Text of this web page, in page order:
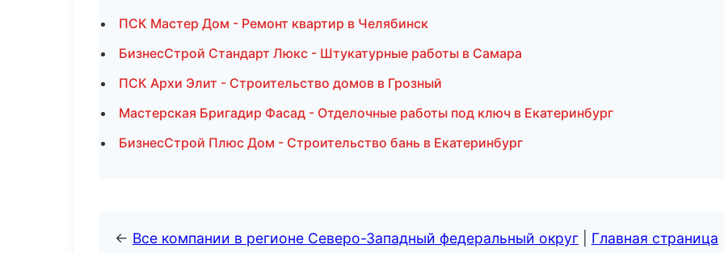
ПСК Мастер Дом - Ремонт квартир в Челябинск
БизнесСтрой Стандарт Люкс - Штукатурные работы в Самара
ПСК Архи Элит - Строительство домов в Грозный
Мастерская Бригадир Фасад - Отделочные работы под ключ в Екатеринбург
БизнесСтрой Плюс Дом - Строительство бань в Екатеринбург
← Все компании в регионе Северо-Западный федеральный округ Главная страница